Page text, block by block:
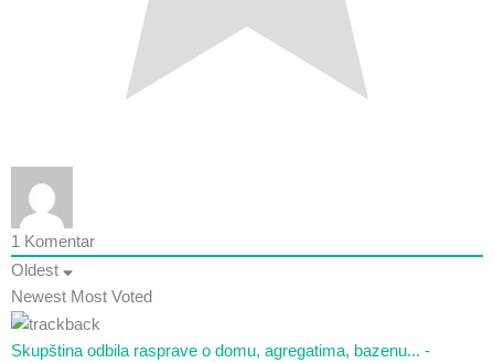
1
Komentar
Oldest
Newest Most Voted
Skupština odbila rasprave o domu, agregatima, bazenu... -